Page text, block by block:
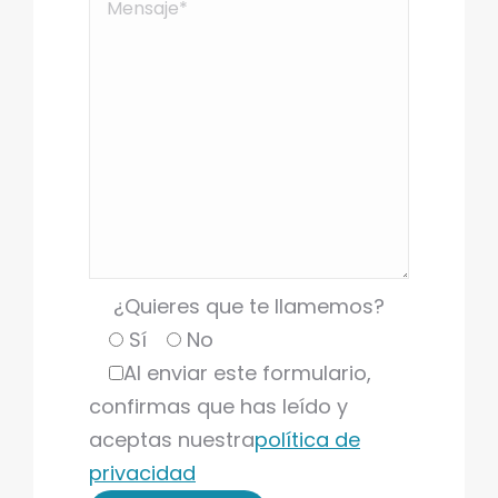
¿Quieres que te llamemos?
Sí
No
Al enviar este formulario,
confirmas que has leído y
aceptas nuestrapolítica de
privacidad